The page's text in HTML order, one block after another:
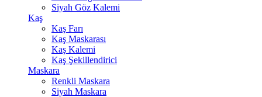
Siyah Göz Kalemi
Kaş
Kaş Farı
Kaş Maskarası
Kaş Kalemi
Kaş Şekillendirici
Maskara
Renkli Maskara
Siyah Maskara